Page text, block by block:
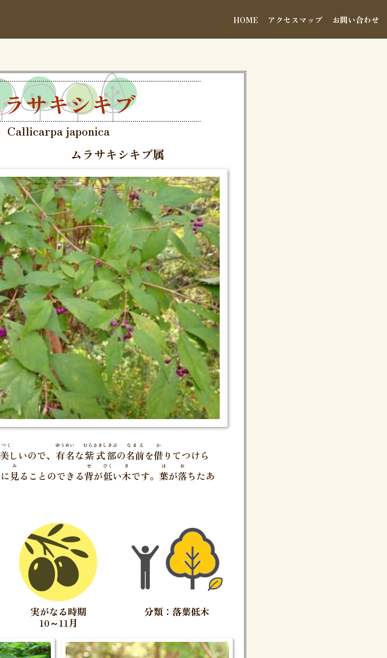
HOME アクセスマップ お問い合わせ
サキシキブ
Callicarpa japonica
ムラサキシキブ属
美
つく
しいので、 有名
ゆうめい
な紫式部
むらさきしきぶ
の名前
なまえ
を借
か
りてつけら
見
み
ることのできる背
せ
が低
ひく
い木
き
です。 葉
は
が落
お
ちたあ
実がなる時期
10～11月
分類：落葉低木